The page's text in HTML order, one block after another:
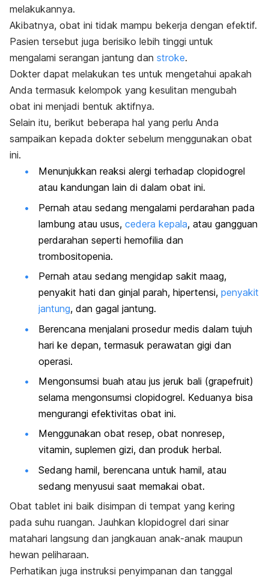
melakukannya.
Akibatnya, obat ini tidak mampu bekerja dengan efektif.
Pasien tersebut juga berisiko lebih tinggi untuk
mengalami serangan jantung dan stroke.
Dokter dapat melakukan tes untuk mengetahui apakah
Anda termasuk kelompok yang kesulitan mengubah
obat ini menjadi bentuk aktifnya.
Selain itu, berikut beberapa hal yang perlu Anda
sampaikan kepada dokter sebelum menggunakan obat
ini.
Menunjukkan reaksi alergi terhadap clopidogrel
atau kandungan lain di dalam obat ini.
Pernah atau sedang mengalami perdarahan pada
lambung atau usus, cedera kepala, atau gangguan
perdarahan seperti hemofilia dan
trombositopenia.
Pernah atau sedang mengidap sakit maag,
penyakit hati dan ginjal parah, hipertensi, penyakit
jantung, dan gagal jantung.
Berencana menjalani prosedur medis dalam tujuh
hari ke depan, termasuk perawatan gigi dan
operasi.
Mengonsumsi buah atau jus jeruk bali (grapefruit)
selama mengonsumsi clopidogrel. Keduanya bisa
mengurangi efektivitas obat ini.
Menggunakan obat resep, obat nonresep,
vitamin, suplemen gizi, dan produk herbal.
Sedang hamil, berencana untuk hamil, atau
sedang menyusui saat memakai obat.
Obat tablet ini baik disimpan di tempat yang kering
pada suhu ruangan. Jauhkan klopidogrel dari sinar
matahari langsung dan jangkauan anak-anak maupun
hewan peliharaan.
Perhatikan juga instruksi penyimpanan dan tanggal